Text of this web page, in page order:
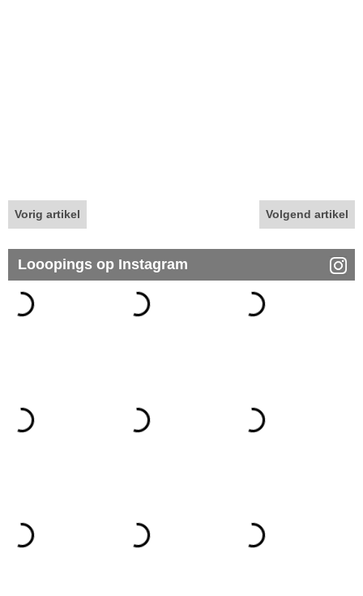
Vorig artikel Volgend artikel
Looopings op Instagram